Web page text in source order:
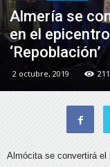
Almería se
en el
‘Repoblación’
2 octubre, 2019
Almócita se convertirá el